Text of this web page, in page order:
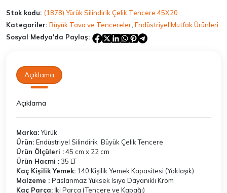
Stok kodu: (1878) Yürük Silindirik Çelik Tencere 45X20
Kategoriler: Büyük Tava ve Tencereler, Endüstriyel Mutfak Ürünleri
Sosyal Medya'da Paylaş:
Açıklama
Açıklama
Marka:Yürük
Ürün: Endüstriyel Silindirik Büyük Çelik Tencere
Ürün Ölçüleri :45 cm x 22 cm
Ürün Hacmi : 35 LT
Kaç Kişilik Yemek: 140 Kişilik Yemek Kapasitesi (Yaklaşık)
Malzeme : Paslanmaz Yüksek Isıya Dayanıklı Krom
Kaç Parça: İki Parça (Tencere ve Kapağı)